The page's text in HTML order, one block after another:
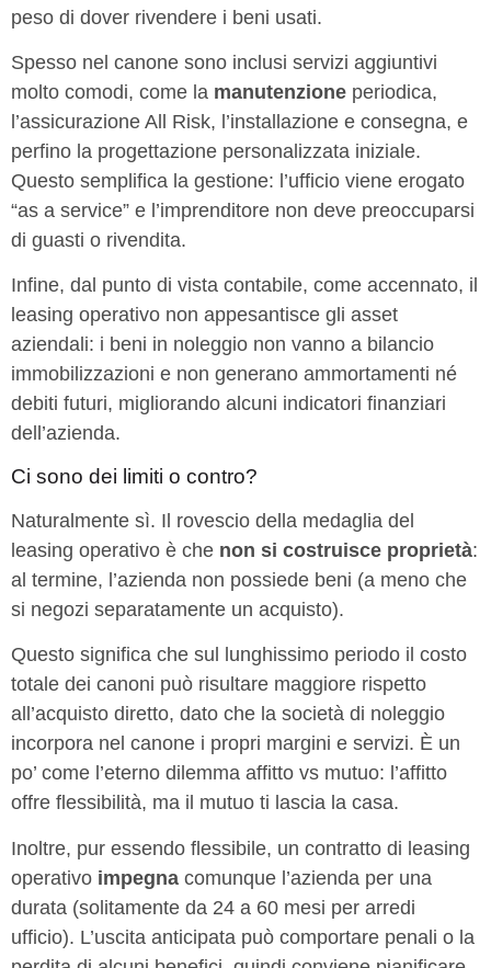
peso di dover rivendere i beni usati.
Spesso nel canone sono inclusi servizi aggiuntivi
molto comodi, come la manutenzione periodica,
l’assicurazione All Risk, l’installazione e consegna, e
perfino la progettazione personalizzata iniziale.
Questo semplifica la gestione: l’ufficio viene erogato
“as a service” e l’imprenditore non deve preoccuparsi
di guasti o rivendita.
Infine, dal punto di vista contabile, come accennato, il
leasing operativo non appesantisce gli asset
aziendali: i beni in noleggio non vanno a bilancio
immobilizzazioni e non generano ammortamenti né
debiti futuri, migliorando alcuni indicatori finanziari
dell’azienda.
Ci sono dei limiti o contro?
Naturalmente sì. Il rovescio della medaglia del
leasing operativo è che non si costruisce proprietà:
al termine, l’azienda non possiede beni (a meno che
si negozi separatamente un acquisto).
Questo significa che sul lunghissimo periodo il costo
totale dei canoni può risultare maggiore rispetto
all’acquisto diretto, dato che la società di noleggio
incorpora nel canone i propri margini e servizi. È un
po’ come l’eterno dilemma affitto vs mutuo: l’affitto
offre flessibilità, ma il mutuo ti lascia la casa.
Inoltre, pur essendo flessibile, un contratto di leasing
operativo impegna comunque l’azienda per una
durata (solitamente da 24 a 60 mesi per arredi
ufficio). L’uscita anticipata può comportare penali o la